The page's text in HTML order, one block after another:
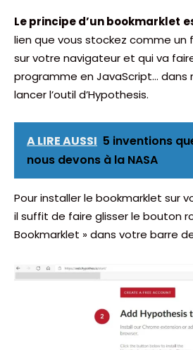
Le principe d’un bookmarklet
lien que vous stockez comme un
sur votre navigateur et qui va
programme en JavaScript… dans
lancer l’outil d’Hypothesis.
A LIRE AUSSI 5 inventions
nous devons à la NASA
Pour installer le bookmarklet sur
il suffit de faire glisser le bouton
Bookmarklet » dans votre barre